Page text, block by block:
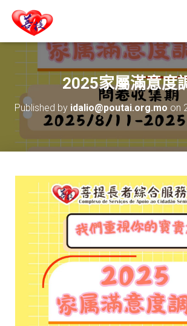
2025家屬滿意度
Published by idalio@poutai.org.mo on